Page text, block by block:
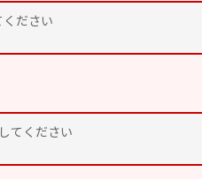
ださい
てください